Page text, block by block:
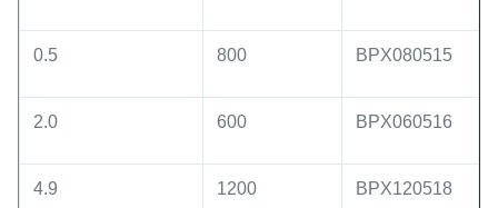
BPX080515
800
0.5
BPX060516
600
2.0
BPX120518
1200
4.9